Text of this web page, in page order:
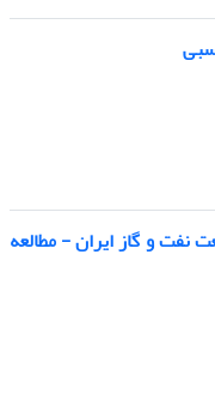
نفت و گاز ایران - مطالعه